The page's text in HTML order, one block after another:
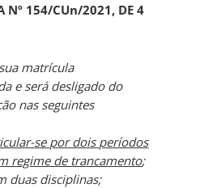
Nº 154/CUn/2021, DE 4
matrícula
e será desligado do
nas seguintes
se por dois períodos
regime de trancamento;
duas disciplinas;